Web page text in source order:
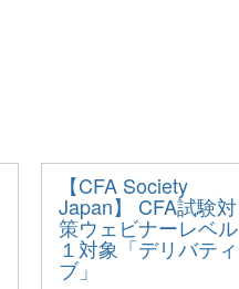
【CFA Society
Japan】 CFA試験対
策ウェビナーレベル
１対象「デリバティ
ブ」